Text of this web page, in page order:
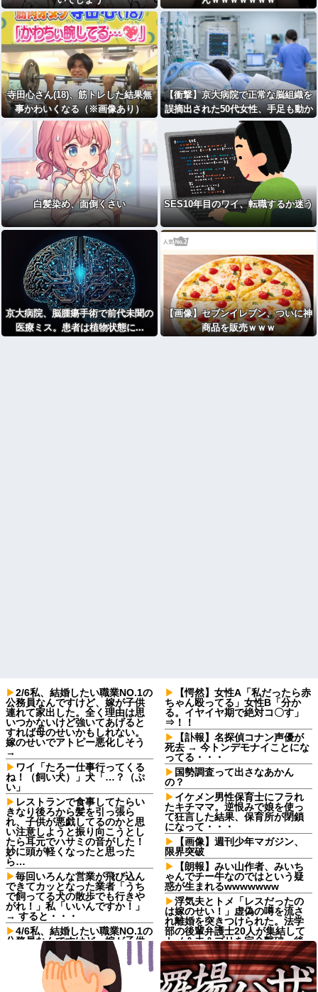
寺田心さん(18)、筋トレした結果無
事かわいくなる（※画像あり）
【衝撃】京大病院で正常な脳組織を
誤摘出された50代女性、手足も動か
せず自発呼吸もできない重篤状態
に…「意識はある」
白髪染め、面倒くさい SES10年目のワイ、転職するか迷う
京大病院、脳腫瘍手術で前代未聞の
医療ミス。患者は植物状態に...
【画像】セブンイレブン、ついに神
商品を販売ｗｗｗ
2/6私、結婚したい職業NO.1の
公務員なんですけど、嫁が子供
連れて家出した。全く理由は思
いつかないけど強いてあげると
すれば母のせいかもしれない。
嫁のせいでアトピー悪化しそう
→
ワイ「たろー仕事行ってくる
ね！（飼い犬）」犬「…？（ぷ
い」
レストランで食事してたらい
きなり後ろから髪を引っ張ら
れ、子供が悪戯してるのかと思
い注意しようと振り向こうとし
たら耳元でハサミの音がした！
妙に頭が軽くなったと思った
ら…
毎回いろんな営業が飛び込ん
できてカッとなった業者「うち
で飼ってる犬の散歩でも行きや
がれ！」私「いいんですか！」
→ すると・・・
4/6私、結婚したい職業NO.1の
公務員なんですけど、嫁が子供
連れて家出した。全く理由は思
いつかないけど強いてあげると
すれば母のせいかもしれない。
嫁のせいでアトピー悪化しそう
【愕然】女性A「私だったら赤
ちゃん殴ってる」女性B「分か
る。イヤイヤ期で絶対コ〇す」
⇒！！
【訃報】名探偵コナン声優が
死去 → 今トンデモナイことにな
ってる・・・
国勢調査って出さなあかん
の？
イケメン男性保育士にフラれ
たキチママ。逆恨みで娘を使っ
て狂言した結果、保育所が閉鎖
になって・・・
【画像】週刊少年マガジン、
限界突破
【朗報】みい山作者、みいち
ゃんでチー牛なのではという疑
惑が生まれるwwwwwww
浮気夫とトメ「レスだったの
は嫁のせい！」虚偽の噂を流さ
れ離婚を突きつけられた。法学
部の後輩弁護士20人が集結して
トメ＆夫＆プリを完全撃破←後
輩たちを可愛がっていた恩が最
高形で返ってきた
ドラクエのゼシカとかいう人
気キャラwww他